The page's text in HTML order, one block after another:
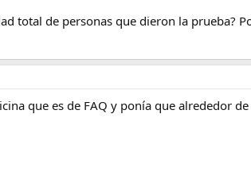
total de personas que dieron la prueba?
que es de FAQ y ponía que alrededor